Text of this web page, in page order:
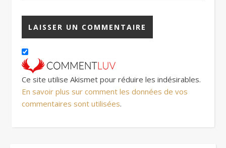
Ce site utilise Akismet pour réduire les indésirables.
En savoir plus sur comment les données de vos
commentaires sont utilisées.